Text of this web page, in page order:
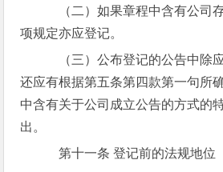
（二）如果章程中含有公司
项规定亦应登记。
（三）公布登记的公告中除
还应有根据第五条第四款第一句所
中含有关于公司成立公告的方式的
出。
第十一条 登记前的法规地位